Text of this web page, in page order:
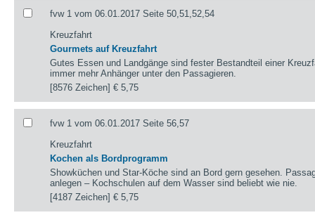
fvw 1 vom 06.01.2017 Seite 50,51,52,54
Kreuzfahrt
Gourmets auf Kreuzfahrt
Gutes Essen und Landgänge sind fester Bestandteil einer
immer mehr Anhänger unter den Passagieren.
[8576 Zeichen]€ 5,75
fvw 1 vom 06.01.2017 Seite 56,57
Kreuzfahrt
Kochen als Bordprogramm
Showküchen und Star-Köche sind an Bord gern gesehen.
anlegen – Kochschulen auf dem Wasser sind beliebt wie nie.
[4187 Zeichen]€ 5,75